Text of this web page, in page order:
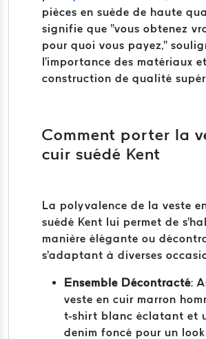
pièces en suède de haute
signifie que "vous obtenez
pour quoi vous payez,"
l'importance des matériaux
construction de qualité
Comment porter la
cuir suédé Kent
La polyvalence de la veste
suédé Kent lui permet de
manière élégante ou
s'adaptant à diverses
Ensemble Décontracté:
veste en cuir marron
t-shirt blanc éclatant et
denim foncé pour un look